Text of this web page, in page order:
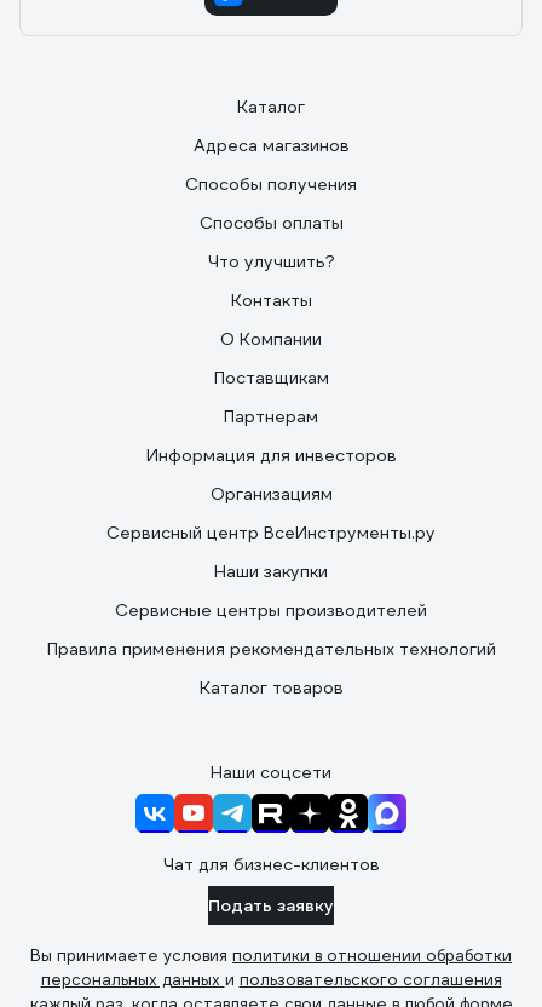
Каталог
Адреса магазинов
Способы получения
Способы оплаты
Что улучшить?
Контакты
О Компании
Поставщикам
Партнерам
Информация для инвесторов
Организациям
Сервисный центр ВсеИнструменты.ру
Наши закупки
Сервисные центры производителей
Правила применения рекомендательных технологий
Каталог товаров
Наши соцсети
Чат для бизнес-клиентов
Подать заявку
Вы принимаете условия политики в отношении обработки
персональных данных и пользовательского соглашения